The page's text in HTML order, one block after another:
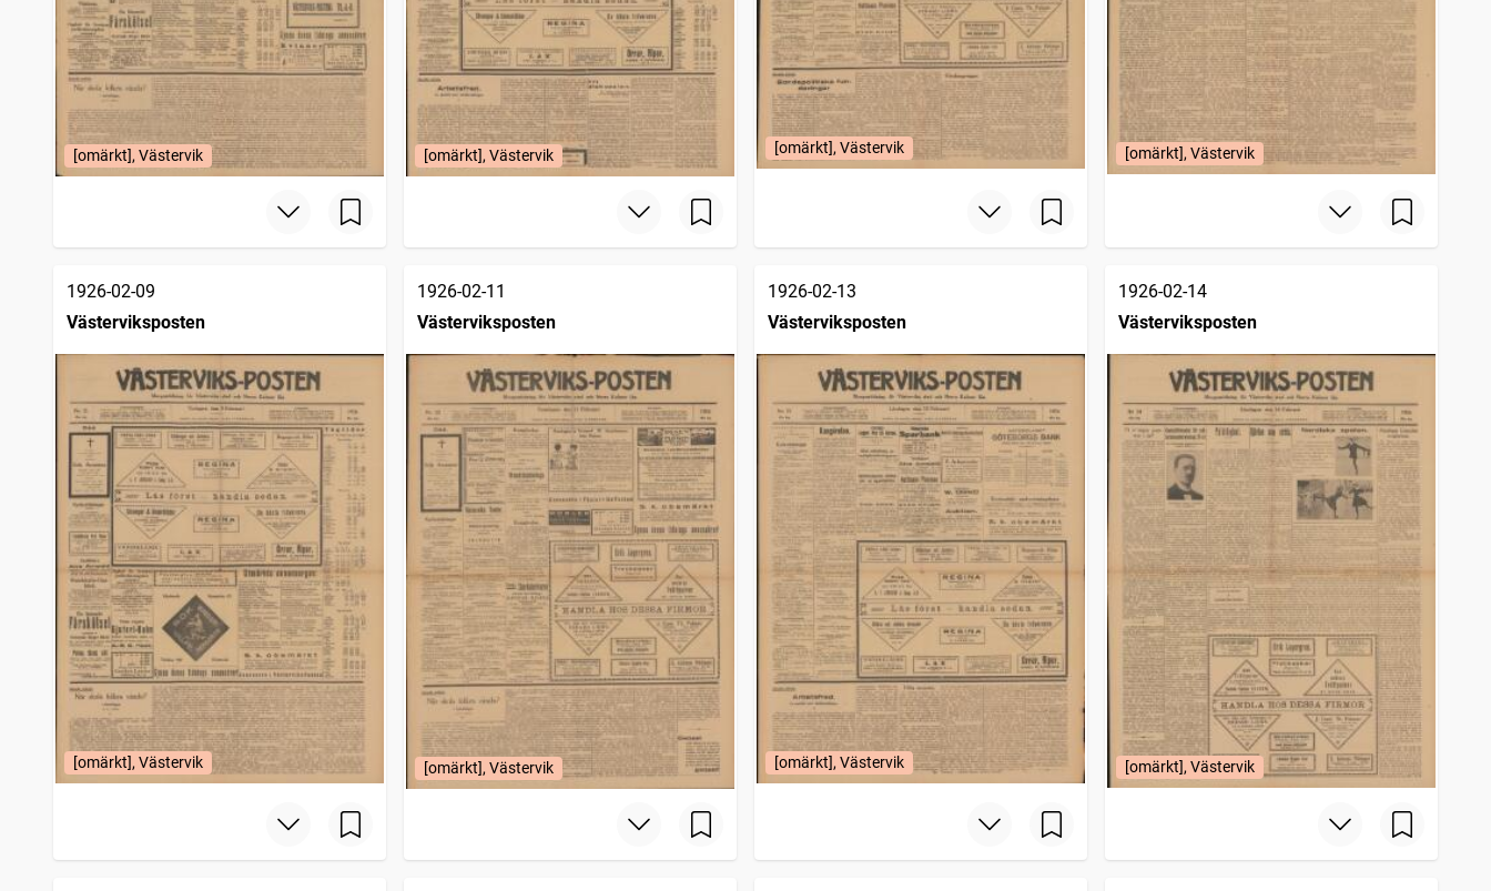
[omärkt], Västervik [omärkt], Västervik [omärkt], Västervik [omärkt], Västervik
1926-02-09
Västerviksposten
[omärkt], Västervik
1926-02-11
Västerviksposten
[omärkt], Västervik
1926-02-13
Västerviksposten
[omärkt], Västervik
1926-02-14
Västerviksposten
[omärkt], Västervik